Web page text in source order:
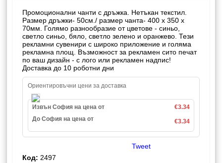
Промоционални чанти с дръжка. Нетъкан текстил.
Размер дръжки- 50см./ размер чанта- 400 x 350 x
70мм. Голямо разнообразие от цветове - синьо,
светло синьо, бяло, светло зелено и оранжево. Тези
рекламни сувенири с широко приложение и голяма
рекламна площ. Възможност за рекламен сито печат
по ваш дизайн - с лого или рекламен надпис!
Доставка до 10 роботни дни
Ориентировъчни цени за доставка
Извън София на цена от
€3.34
До София на цена от
€3.34
Tweet
Код: 2497